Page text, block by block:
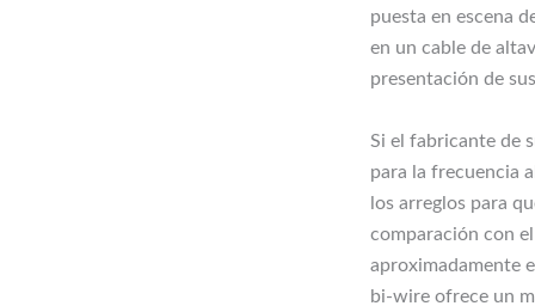
puesta en escena
en un cable de
presentación de
Si el fabricante de
para la frecuencia
los arreglos para
comparación con
aproximadamente
bi-wire ofrece un